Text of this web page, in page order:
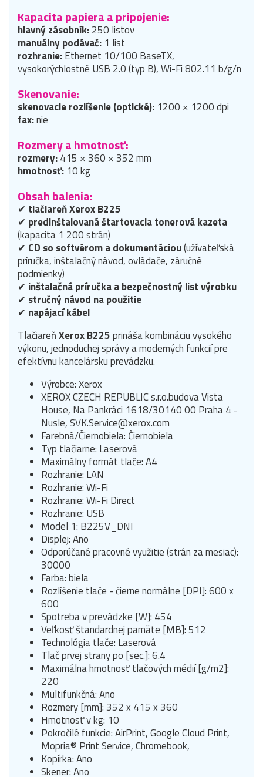
Kapacita papiera a pripojenie:
hlavný zásobník:250 listov
manuálny podávač: 1 list
rozhranie:Ethernet 10/100 BaseTX,
vysokorýchlostné USB 2.0 (typ B), Wi-Fi 802.11 b/g/n
Skenovanie:
skenovacie rozlíšenie (optické): 1200 × 1200 dpi
fax:nie
Rozmery a hmotnosť:
rozmery:415 × 360 × 352 mm
hmotnosť: 10 kg
Obsah balenia:
✔ tlačiareň Xerox B225
✔ predinštalovaná štartovacia tonerová kazeta
(kapacita 1 200 strán)
✔ CD so softvérom a dokumentáciou(užívateľská
príručka, inštalačný návod, ovládače, záručné
podmienky)
✔ inštalačná príručka a bezpečnostný list výrobku
✔ stručný návod na použitie
✔ napájací kábel
TlačiareňXerox B225prináša kombináciu vysokého
výkonu, jednoduchej správy a moderných funkcií pre
efektívnu kancelársku prevádzku.
Výrobce: Xerox
XEROX CZECH REPUBLIC s.r.o.budova Vista
House, Na Pankráci 1618/30140 00 Praha 4 -
Nusle, SVK.Service@xerox.com
Farebná/Čiernobiela: Čiernobiela
Typ tlačiarne: Laserová
Maximálny formát tlače: A4
Rozhranie: LAN
Rozhranie: Wi-Fi
Rozhranie: Wi-Fi Direct
Rozhranie: USB
Model 1: B225V_DNI
Displej: Ano
Odporúčané pracovné využitie (strán za mesiac):
30000
Farba: biela
Rozlíšenie tlače - čierne normálne [DPI]: 600 x
600
Spotreba v prevádzke [W]: 454
Veľkosť štandardnej pamäte [MB]: 512
Technológia tlače: Laserová
Tlač prvej strany po [sec.]: 6.4
Maximálna hmotnosť tlačových médií [g/m2]:
220
Multifunkčná: Ano
Rozmery [mm]: 352 x 415 x 360
Hmotnosť v kg: 10
Pokročilé funkcie: AirPrint, Google Cloud Print,
Mopria® Print Service, Chromebook,
Kopírka: Ano
Skener: Ano